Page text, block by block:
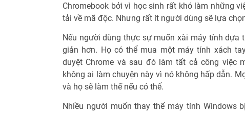
Chromebook bởi vì học sinh rất khó làm những
tải về mã độc. Nhưng rất ít người dùng sẽ lựa
Nếu người dùng thực sự muốn xài máy tính dựa
giản hơn. Họ có thể mua một máy tính xách
duyệt Chrome và sau đó làm tất cả công việc
không ai làm chuyện này vì nó không hấp dẫn.
và họ sẽ làm thế nếu có thể.
Nhiều người muốn thay thế máy tính Windows